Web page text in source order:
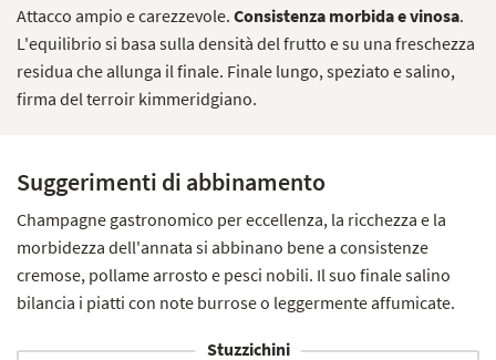
Attacco ampio e carezzevole. Consistenza morbida e vinosa.
L'equilibrio si basa sulla densità del frutto e su una freschezza
residua che allunga il finale. Finale lungo, speziato e salino,
firma del terroir kimmeridgiano.
Suggerimenti di abbinamento
Champagne gastronomico per eccellenza, la ricchezza e la
morbidezza dell'annata si abbinano bene a consistenze
cremose, pollame arrosto e pesci nobili. Il suo finale salino
bilancia i piatti con note burrose o leggermente affumicate.
Stuzzichini